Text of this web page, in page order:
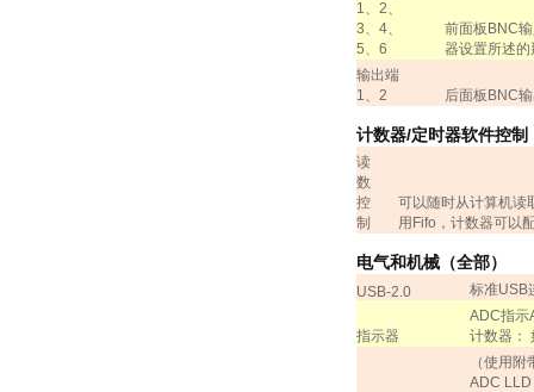
1
2
3
4
5
6
前面板BNC
器设置所述
输出端
1
2 后面板BNC
计数器/定时器软件控制
读
数
控
制
可以随时从计算机读
用Fifo ，计数器可以
电气和机械（全部）
USB-2.0 标准USB
指示器
ADC指示
计数器：
（使用附
ADC LLD